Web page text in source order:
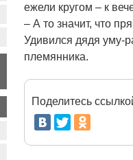
ежели кругом – к
– А то значит, что
Удивился дядя уму-
племянника.
Поделитесь